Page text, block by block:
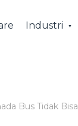
Industri
Bus Tidak